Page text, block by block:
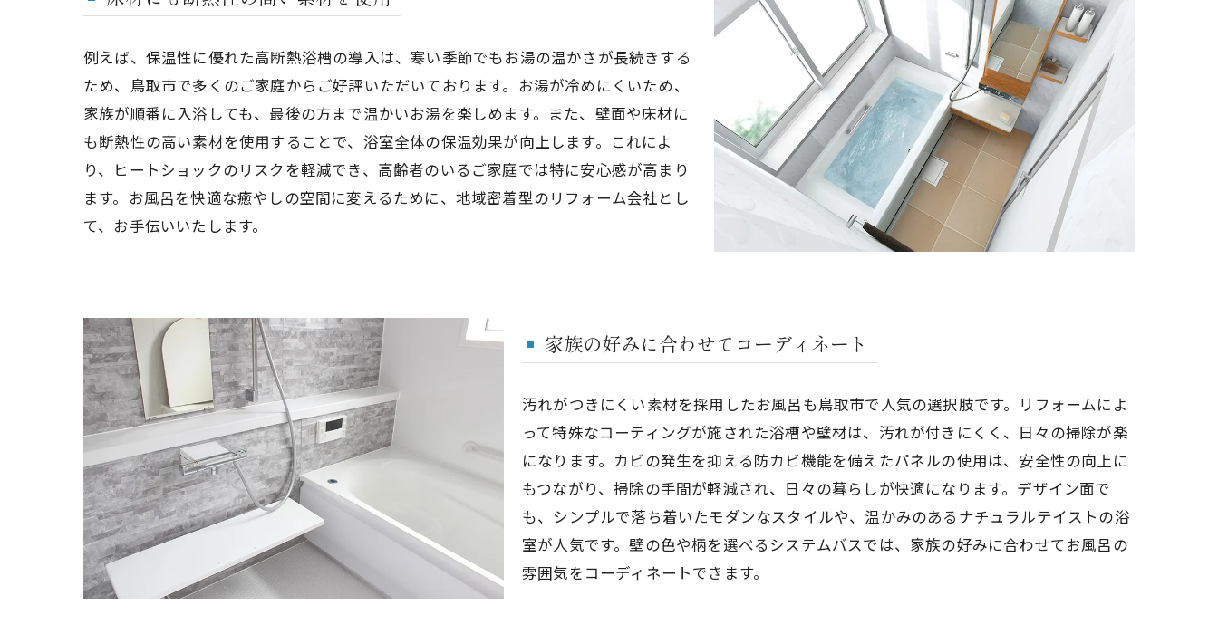
例えば、保温性に優れた高断熱浴槽の導入は、寒い季節でもお湯の温かさが長続きする
ため、鳥取市で多くのご家庭からご好評いただいております。お湯が冷めにくいため、
家族が順番に入浴しても、最後の方まで温かいお湯を楽しめます。また、壁面や床材に
も断熱性の高い素材を使用することで、浴室全体の保温効果が向上します。これによ
り、ヒートショックのリスクを軽減でき、高齢者のいるご家庭では特に安心感が高まり
ます。お風呂を快適な癒やしの空間に変えるために、地域密着型のリフォーム会社とし
て、お手伝いいたします。
家族の好みに合わせてコーディネート
汚れがつきにくい素材を採用したお風呂も鳥取市で人気の選択肢です。リフォームによ
って特殊なコーティングが施された浴槽や壁材は、汚れが付きにくく、日々の掃除が楽
になります。カビの発生を抑える防カビ機能を備えたパネルの使用は、安全性の向上に
もつながり、掃除の手間が軽減され、日々の暮らしが快適になります。デザイン面で
も、シンプルで落ち着いたモダンなスタイルや、温かみのあるナチュラルテイストの浴
室が人気です。壁の色や柄を選べるシステムバスでは、家族の好みに合わせてお風呂の
雰囲気をコーディネートできます。